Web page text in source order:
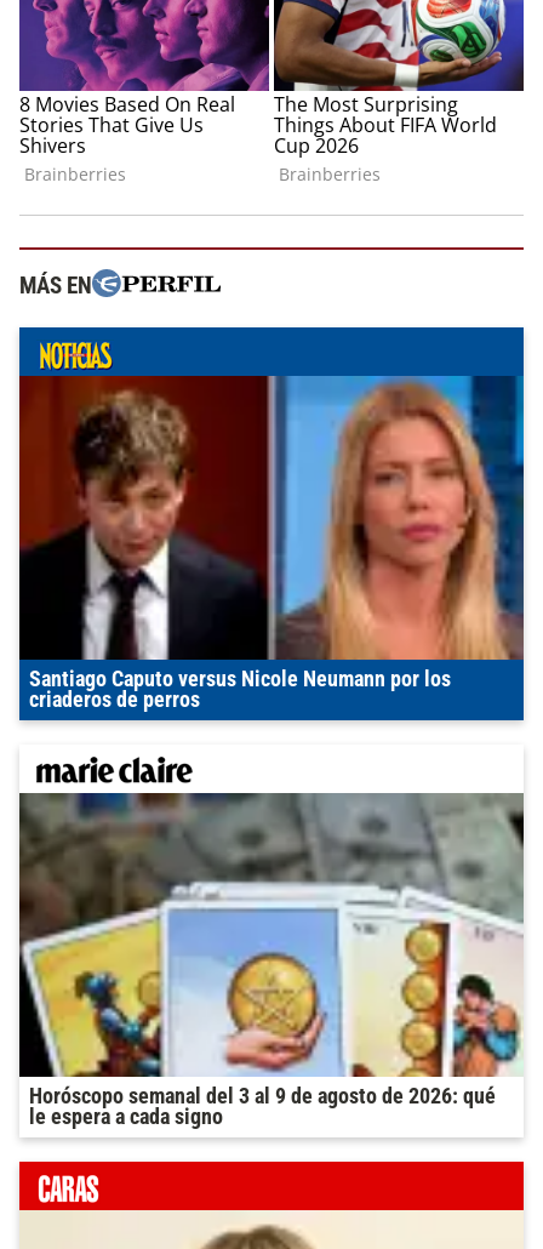
MÁS EN
Santiago Caputo versus Nicole Neumann por los
criaderos de perros
Horóscopo semanal del 3 al 9 de agosto de 2026: qué
le espera a cada signo